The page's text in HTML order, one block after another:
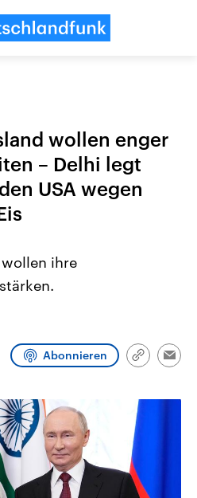
aus
den mächtigsten Ländern
mit großem Einfluss auf
aktuelle Weltgeschehen.
Podcasts
wollen enger
– Delhi legt
USA wegen
ihre
Abonnieren
Link